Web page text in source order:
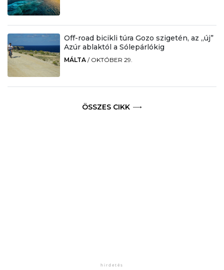
Off-road bicikli túra Gozo szigetén, az „új”
Azúr ablaktól a Sólepárlókig
MÁLTA / OKTÓBER 29.
ÖSSZES CIKK